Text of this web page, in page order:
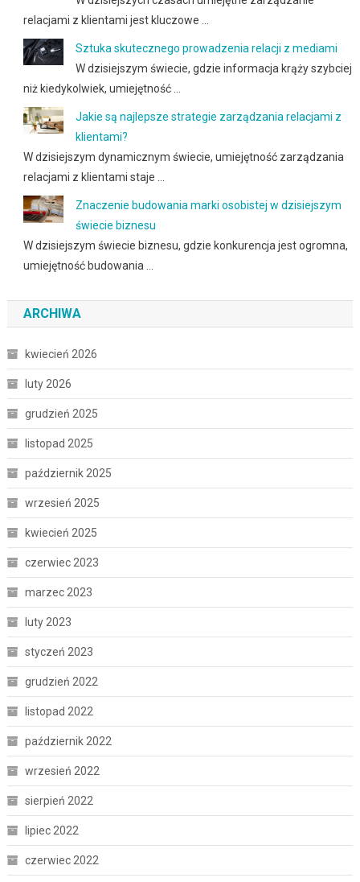
relacjami z klientami jest kluczowe …
Sztuka skutecznego prowadzenia relacji z mediami
W dzisiejszym świecie, gdzie informacja krąży szybciej
niż kiedykolwiek, umiejętność …
Jakie są najlepsze strategie zarządzania relacjami z
klientami?
W dzisiejszym dynamicznym świecie, umiejętność zarządzania
relacjami z klientami staje …
Znaczenie budowania marki osobistej w dzisiejszym
świecie biznesu
W dzisiejszym świecie biznesu, gdzie konkurencja jest ogromna,
umiejętność budowania …
ARCHIWA
kwiecień 2026
luty 2026
grudzień 2025
listopad 2025
październik 2025
wrzesień 2025
kwiecień 2025
czerwiec 2023
marzec 2023
luty 2023
styczeń 2023
grudzień 2022
listopad 2022
październik 2022
wrzesień 2022
sierpień 2022
lipiec 2022
czerwiec 2022